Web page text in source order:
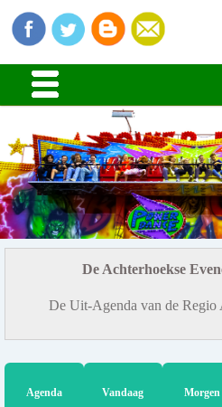
De Achterhoekse
De Uit-Agenda van de Regio
Agenda Vandaag Morgen